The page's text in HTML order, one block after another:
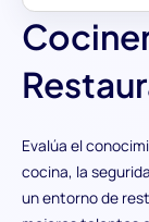
Evalúa el
cocina, la
un entorno de